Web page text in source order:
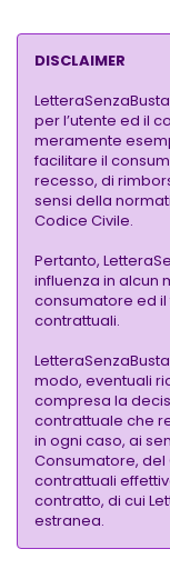
DISCLAIMER
per l’utente ed il
meramente
facilitare il
recesso, di
sensi della
Codice Civile.
Pertanto,
influenza in alcun
consumatore ed
contrattuali.
modo, eventuali
compresa la
contrattuale che
in ogni caso, ai
Consumatore,
contrattuali
contratto, di cui
estranea.